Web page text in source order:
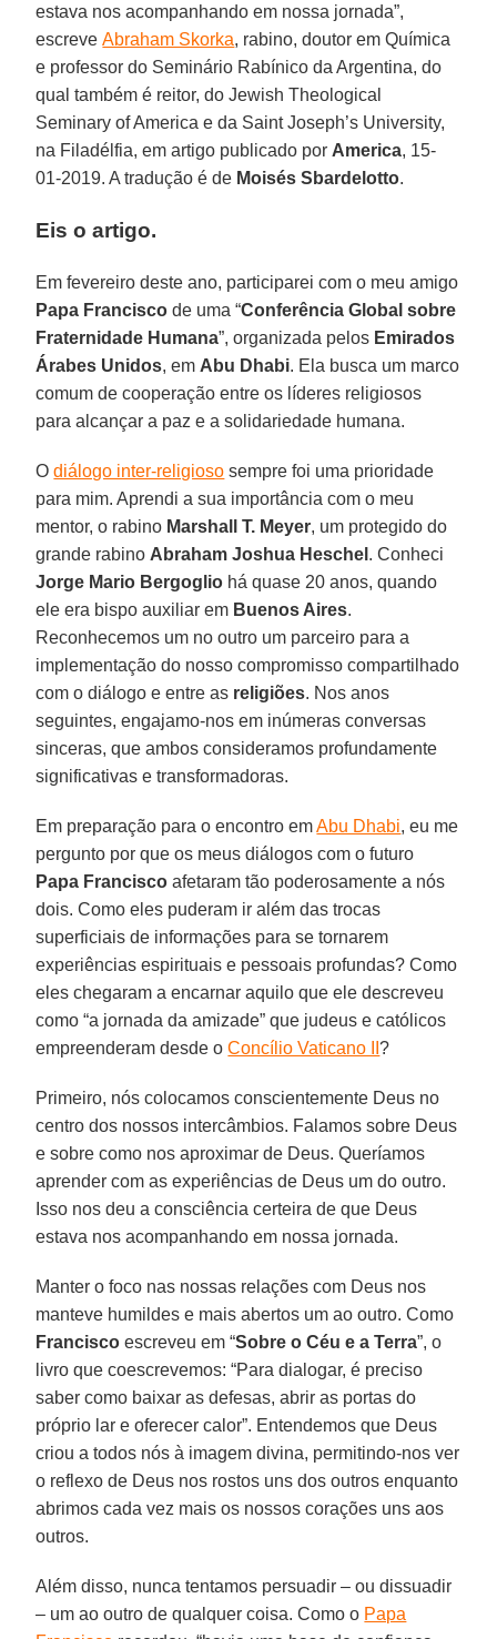
estava nos acompanhando em nossa jornada”,
escreveAbraham Skorka, rabino, doutor em Química
e professor do Seminário Rabínico da Argentina, do
qual também é reitor, do Jewish Theological
Seminary of America e da Saint Joseph’s University,
na Filadélfia, em artigo publicado por America, 15-
01-2019. A tradução é de Moisés Sbardelotto.
Eis o artigo.
Em fevereiro deste ano, participarei com o meu amigo
Papa Francisco de uma “Conferência Global sobre
Fraternidade Humana”, organizada pelos Emirados
Árabes Unidos, em Abu Dhabi. Ela busca um marco
comum de cooperação entre os líderes religiosos
para alcançar a paz e a solidariedade humana.
Odiálogo inter-religioso sempre foi uma prioridade
para mim. Aprendi a sua importância com o meu
mentor, o rabino Marshall T. Meyer, um protegido do
grande rabino Abraham Joshua Heschel . Conheci
Jorge Mario Bergoglio há quase 20 anos, quando
ele era bispo auxiliar em Buenos Aires.
Reconhecemos um no outro um parceiro para a
implementação do nosso compromisso compartilhado
com o diálogo e entre as religiões. Nos anos
seguintes, engajamo-nos em inúmeras conversas
sinceras, que ambos consideramos profundamente
significativas e transformadoras.
Em preparação para o encontro emAbu Dhabi, eu me
pergunto por que os meus diálogos com o futuro
Papa Francisco afetaram tão poderosamente a nós
dois. Como eles puderam ir além das trocas
superficiais de informações para se tornarem
experiências espirituais e pessoais profundas? Como
eles chegaram a encarnar aquilo que ele descreveu
como “a jornada da amizade” que judeus e católicos
empreenderam desde oConcílio Vaticano II?
Primeiro, nós colocamos conscientemente Deus no
centro dos nossos intercâmbios. Falamos sobre Deus
e sobre como nos aproximar de Deus. Queríamos
aprender com as experiências de Deus um do outro.
Isso nos deu a consciência certeira de que Deus
estava nos acompanhando em nossa jornada.
Manter o foco nas nossas relações com Deus nos
manteve humildes e mais abertos um ao outro. Como
Francisco escreveu em “Sobre o Céu e a Terra”, o
livro que coescrevemos: “Para dialogar, é preciso
saber como baixar as defesas, abrir as portas do
próprio lar e oferecer calor”. Entendemos que Deus
criou a todos nós à imagem divina, permitindo-nos ver
o reflexo de Deus nos rostos uns dos outros enquanto
abrimos cada vez mais os nossos corações uns aos
outros.
Além disso, nunca tentamos persuadir – ou dissuadir
– um ao outro de qualquer coisa. Como o Papa